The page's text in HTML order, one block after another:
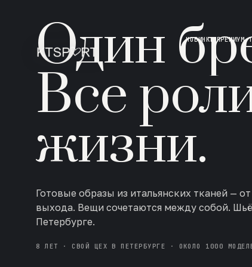
НОВИНКИ ПРЕМИУМ
Один
Все
жизни.
Готовые образы из итальянских тканей — от
выхода. Вещи сочетаются между собой.
Петербурге.
8 ЛЕТ · СВОЙ ЦЕХ В ПЕТЕРБУРГЕ · ОКОЛО 1000